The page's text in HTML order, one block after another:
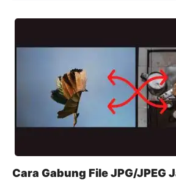
Cara Gabung File JPG/JPEG